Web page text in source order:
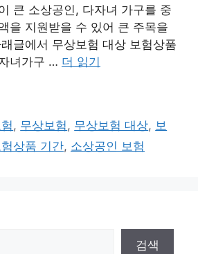
큰 소상공인, 다자녀 가구를 중
을 지원받을 수 있어 큰 주목을
글에서 무상보험 대상 보험상품
녀가구 … 더 읽기
, 무상보험 , 무상보험 대상, 보
험상품 기간, 소상공인 보험
검색